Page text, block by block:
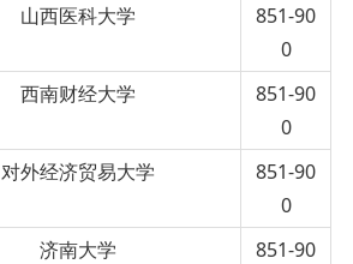
山西医科大学
851-90
0
西南财经大学
851-90
0
对外经济贸易大学
851-90
0
济南大学
851-90